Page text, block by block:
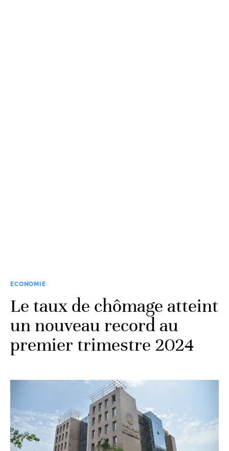
ECONOMIE
Le taux de chômage atteint
un nouveau record au
premier trimestre 2024